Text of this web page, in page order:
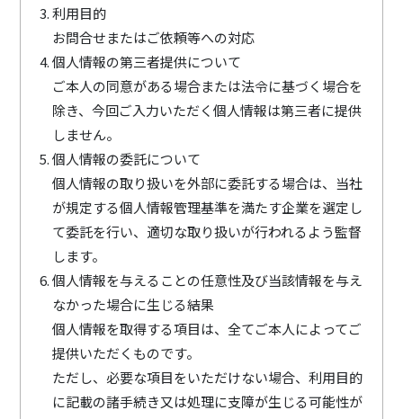
利用目的
お問合せまたはご依頼等への対応
個人情報の第三者提供について
ご本人の同意がある場合または法令に基づく場合を
除き、今回ご入力いただく個人情報は第三者に提供
しません。
個人情報の委託について
個⼈情報の取り扱いを外部に委託する場合は、当社
が規定する個⼈情報管理基準を満たす企業を選定し
て委託を⾏い、適切な取り扱いが⾏われるよう監督
します。
個人情報を与えることの任意性及び当該情報を与え
なかった場合に生じる結果
個人情報を取得する項目は、全てご本人によってご
提供いただくものです。
ただし、必要な項目をいただけない場合、利用目的
に記載の諸手続き又は処理に支障が生じる可能性が